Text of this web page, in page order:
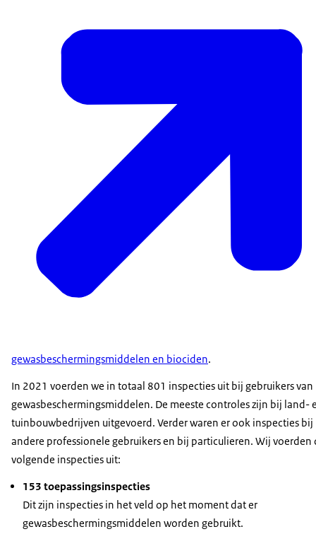
gewasbeschermingsmiddelen en biociden.
In 2021 voerden we in totaal 801 inspecties uit bij gebruikers van
gewasbeschermingsmiddelen. De meeste controles zijn bij land-
tuinbouwbedrijven uitgevoerd. Verder waren er ook inspecties bij
andere professionele gebruikers en bij particulieren. Wij voerden
volgende inspecties uit:
153 toepassingsinspecties
Dit zijn inspecties in het veld op het moment dat er
gewasbeschermingsmiddelen worden gebruikt.